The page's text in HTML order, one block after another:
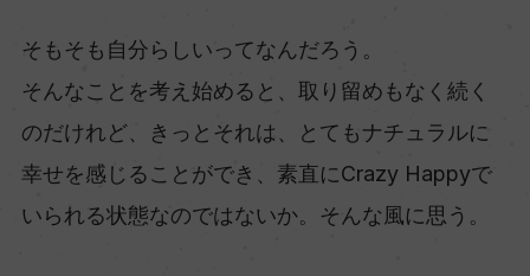
そもそも自分らしいってなんだろう。
そんなことを考え始めると、取り留めもなく続く
のだけれど、きっとそれは、とてもナチュラルに
幸せを感じることができ、素直にCrazy Happyで
いられる状態なのではないか。そんな風に思う。